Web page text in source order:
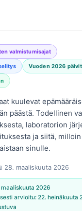
valmistumisajat
Vuoden 2026
kuulevat
päästä. Todellinen
laboratorion
ja siitä,
sinulle.
28. maaliskuuta 2026
maaliskuuta 2026
arvioitu: 22. heinäkuuta